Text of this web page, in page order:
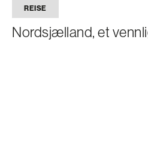
REISE
Nordsjælland, et